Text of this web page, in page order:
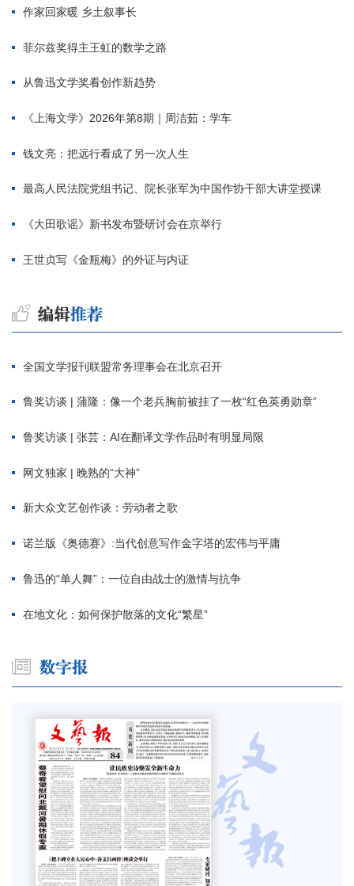
作家回家暖 乡土叙事长
菲尔兹奖得主王虹的数学之路
从鲁迅文学奖看创作新趋势
《上海文学》2026年第8期｜周洁茹：学车
钱文亮：把远行看成了另一次人生
最高人民法院党组书记、院长张军为中国作协干部大讲堂授课
《大田歌谣》新书发布暨研讨会在京举行
王世贞写《金瓶梅》的外证与内证
全国文学报刊联盟常务理事会在北京召开
鲁奖访谈 | 蒲隆：像一个老兵胸前被挂了一枚“红色英勇勋章”
鲁奖访谈 | 张芸：AI在翻译文学作品时有明显局限
网文独家 | 晚熟的“大神”
新大众文艺创作谈：劳动者之歌
诺兰版《奥德赛》:当代创意写作金字塔的宏伟与平庸
鲁迅的“单人舞”：一位自由战士的激情与抗争
在地文化：如何保护散落的文化“繁星”